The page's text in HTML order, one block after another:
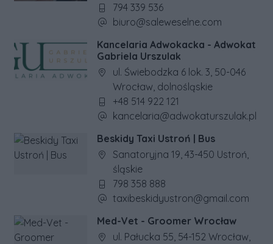
Numer telefonu firmy:
794 339 536
Adres e-mail firmy:
biuro@saleweselne.com
Kancelaria Adwokacka - Adwokat
Gabriela Urszulak
Adres firmy:
ul. Świebodzka 6 lok. 3, 50-046
Wrocław, dolnośląskie
Numer telefonu firmy:
+48 514 922 121
Adres e-mail firmy:
kancelaria@adwokaturszulak.pl
Beskidy Taxi Ustroń | Bus
Adres firmy:
Sanatoryjna 19, 43-450 Ustroń,
śląskie
Numer telefonu firmy:
798 358 888
Adres e-mail firmy:
taxibeskidyustron@gmail.com
Med-Vet - Groomer Wrocław
Adres firmy:
ul. Pałucka 55, 54-152 Wrocław,